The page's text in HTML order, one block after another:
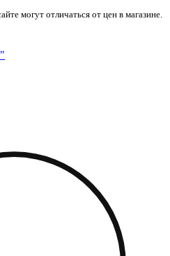
могут отличаться от цен в магазине.